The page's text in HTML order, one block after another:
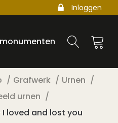
Inloggen
Grafwerk
Urnen
urnen
loved and lost you